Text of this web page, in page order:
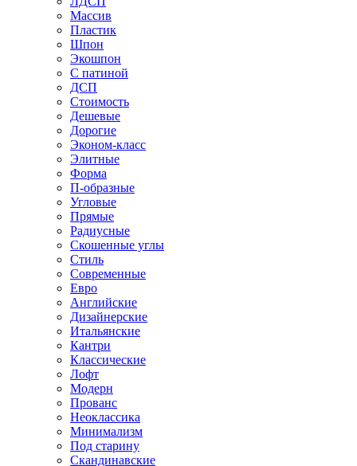
Массив
Пластик
Шпон
Экошпон
С патиной
ДСП
Стоимость
Дешевые
Дорогие
Эконом-класс
Элитные
Форма
П-образные
Угловые
Прямые
Радиусные
Скошенные углы
Стиль
Современные
Евро
Английские
Дизайнерские
Итальянские
Кантри
Классические
Лофт
Модерн
Прованс
Неоклассика
Минимализм
Под старину
Скандинавские